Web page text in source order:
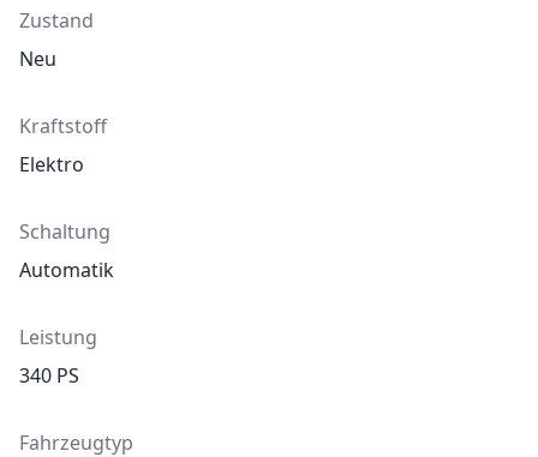
Zustand
Neu
Kraftstoff
Elektro
Schaltung
Automatik
Leistung
340 PS
Fahrzeugtyp